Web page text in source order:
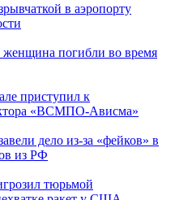
в аэропорту
женщина погибли во время
приступил к
«ВСМПО-Ависма»
дело из-за «фейков» в
из РФ
тюрьмой